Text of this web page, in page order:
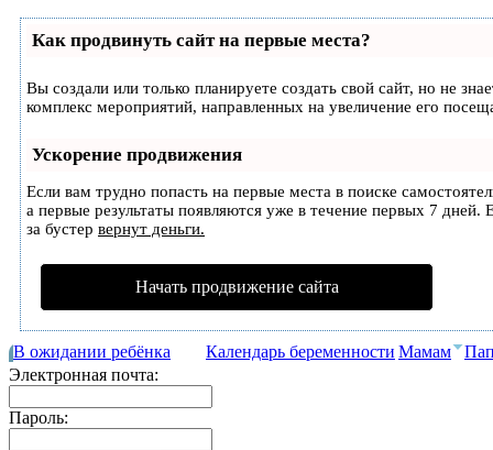
Как продвинуть сайт на первые места?
Вы создали или только планируете создать свой сайт, но не
комплекс мероприятий, направленных на увеличение его
Ускорение продвижения
Если вам трудно попасть на первые места в поиске
а первые результаты появляются уже в течение первых 7
за бустер вернут деньги.
Начать продвижение сайта
В ожидании ребёнка Календарь беременности Мамам
Электронная почта:
Пароль: